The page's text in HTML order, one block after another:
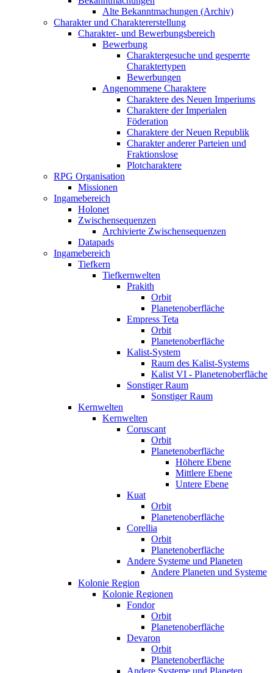
Alte Bekanntmachungen (Archiv)
Charakter und Charaktererstellung
Charakter- und Bewerbungsbereich
Bewerbung
Charaktergesuche und gesperrte
Charaktertypen
Bewerbungen
Angenommene Charaktere
Charaktere des Neuen Imperiums
Charaktere der Imperialen
Föderation
Charaktere der Neuen Republik
Charakter anderer Parteien und
Fraktionslose
Plotcharaktere
RPG Organisation
Missionen
Ingamebereich
Holonet
Zwischensequenzen
Archivierte Zwischensequenzen
Datapads
Ingamebereich
Tiefkern
Tiefkernwelten
Prakith
Orbit
Planetenoberfläche
Empress Teta
Orbit
Planetenoberfläche
Kalist-System
Raum des Kalist-Systems
Kalist VI - Planetenoberfläche
Sonstiger Raum
Sonstiger Raum
Kernwelten
Kernwelten
Coruscant
Orbit
Planetenoberfläche
Höhere Ebene
Mittlere Ebene
Untere Ebene
Kuat
Orbit
Planetenoberfläche
Corellia
Orbit
Planetenoberfläche
Andere Systeme und Planeten
Andere Planeten und Systeme
Kolonie Region
Kolonie Regionen
Fondor
Orbit
Planetenoberfläche
Devaron
Orbit
Planetenoberfläche